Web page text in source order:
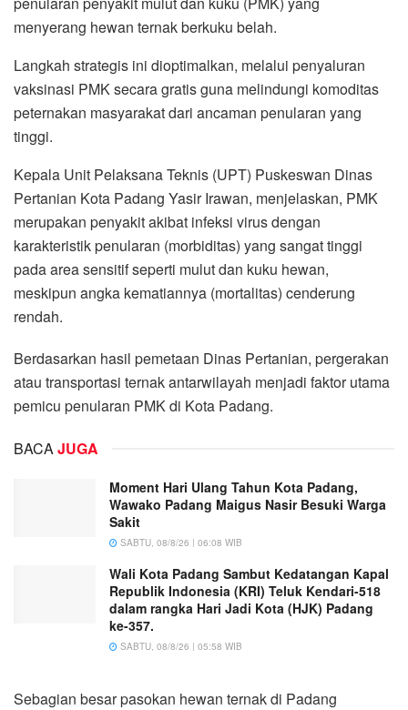
menyerang hewan ternak berkuku belah.
Langkah strategis ini dioptimalkan, melalui penyaluran
vaksinasi PMK secara gratis guna melindungi komoditas
peternakan masyarakat dari ancaman penularan yang
tinggi.
Kepala Unit Pelaksana Teknis (UPT) Puskeswan Dinas
Pertanian Kota Padang Yasir Irawan, menjelaskan, PMK
merupakan penyakit akibat infeksi virus dengan
karakteristik penularan (morbiditas) yang sangat tinggi
pada area sensitif seperti mulut dan kuku hewan,
meskipun angka kematiannya (mortalitas) cenderung
rendah.
Berdasarkan hasil pemetaan Dinas Pertanian, pergerakan
atau transportasi ternak antarwilayah menjadi faktor utama
pemicu penularan PMK di Kota Padang.
BACAJUGA
Moment Hari Ulang Tahun Kota Padang,
Wawako Padang Maigus Nasir Besuki Warga
Sakit
SABTU, 08/8/26 | 06:08 WIB
Wali Kota Padang Sambut Kedatangan Kapal
Republik Indonesia (KRI) Teluk Kendari-518
dalam rangka Hari Jadi Kota (HJK) Padang
ke-357.
SABTU, 08/8/26 | 05:58 WIB
Sebagian besar pasokan hewan ternak di Padang